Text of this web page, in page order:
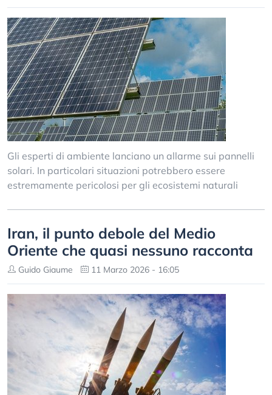
Gli esperti di ambiente lanciano un allarme sui pannelli
solari. In particolari situazioni potrebbero essere
estremamente pericolosi per gli ecosistemi naturali
Iran, il punto debole del Medio
Oriente che quasi nessuno racconta
Guido Giaume 11 Marzo 2026 - 16:05